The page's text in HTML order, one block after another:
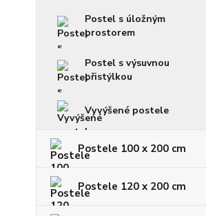
Postel s úložným
prostorem
Postel s výsuvnou
přistýlkou
Vyvýšené postele
Postele 100 x 200 cm
Postele 120 x 200 cm